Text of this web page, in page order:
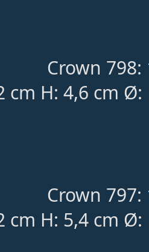
Crown 798:
cm H: 4,6 cm
Crown 797:
cm H: 5,4 cm